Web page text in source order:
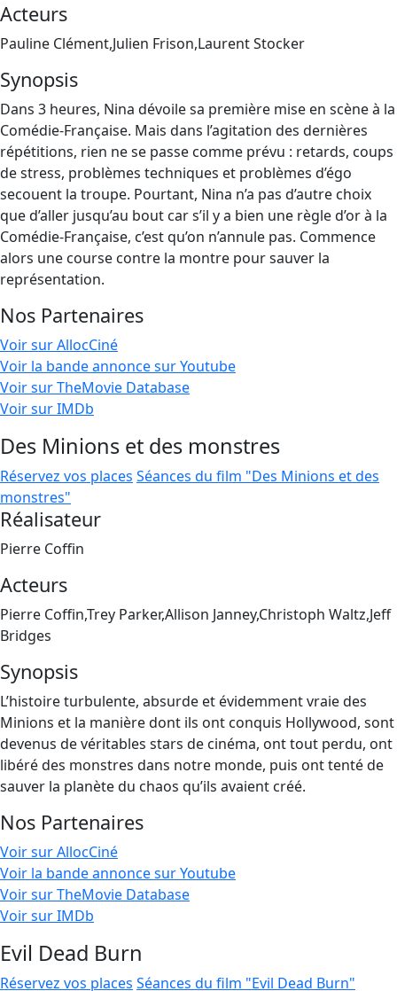
Acteurs
Pauline Clément,Julien Frison,Laurent Stocker
Synopsis
Dans 3 heures, Nina dévoile sa première mise en scène à la
Comédie-Française. Mais dans l’agitation des dernières
répétitions, rien ne se passe comme prévu : retards, coups
de stress, problèmes techniques et problèmes d’égo
secouent la troupe. Pourtant, Nina n’a pas d’autre choix
que d’aller jusqu’au bout car s’il y a bien une règle d’or à la
Comédie-Française, c’est qu’on n’annule pas. Commence
alors une course contre la montre pour sauver la
représentation.
Nos Partenaires
Voir sur AllocCiné
Voir la bande annonce sur Youtube
Voir sur TheMovie Database
Voir sur IMDb
Des Minions et des monstres
Réservez vos places Séances du film "Des Minions et des
monstres"
Réalisateur
Pierre Coffin
Acteurs
Pierre Coffin,Trey Parker,Allison Janney,Christoph Waltz,Jeff
Bridges
Synopsis
L’histoire turbulente, absurde et évidemment vraie des
Minions et la manière dont ils ont conquis Hollywood, sont
devenus de véritables stars de cinéma, ont tout perdu, ont
libéré des monstres dans notre monde, puis ont tenté de
sauver la planète du chaos qu’ils avaient créé.
Nos Partenaires
Voir sur AllocCiné
Voir la bande annonce sur Youtube
Voir sur TheMovie Database
Voir sur IMDb
Evil Dead Burn
Réservez vos places Séances du film "Evil Dead Burn"